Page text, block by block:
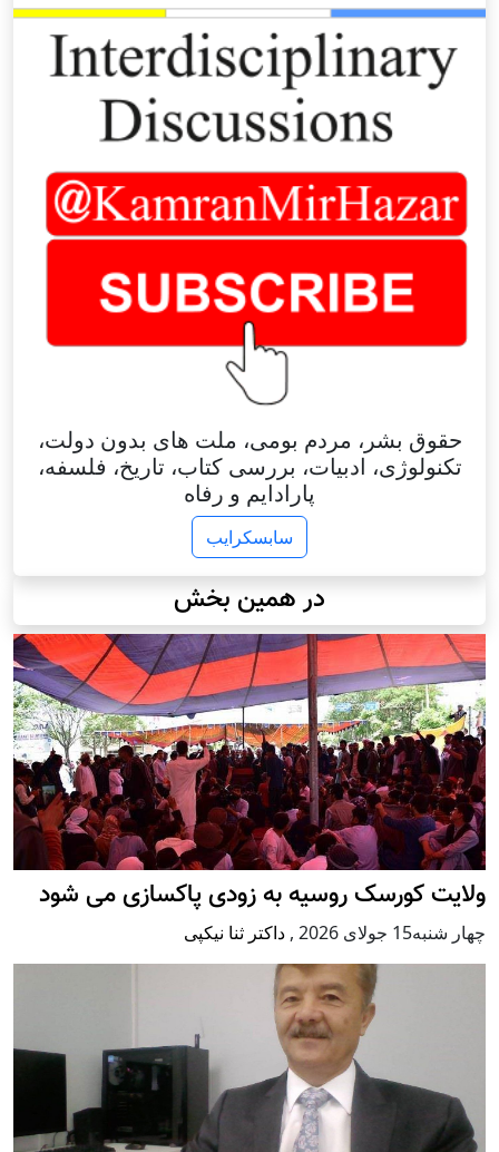
حقوق بشر، مردم بومی، ملت های بدون دولت،
تکنولوژی، ادبیات، بررسی کتاب، تاریخ، فلسفه،
پارادایم و رفاه
سابسکرایب
در همین بخش
ولایت کورسک روسیه به زودی پاکسازی می شود
چهار شنبه15 جولای 2026 , داکتر ثنا نیکپی